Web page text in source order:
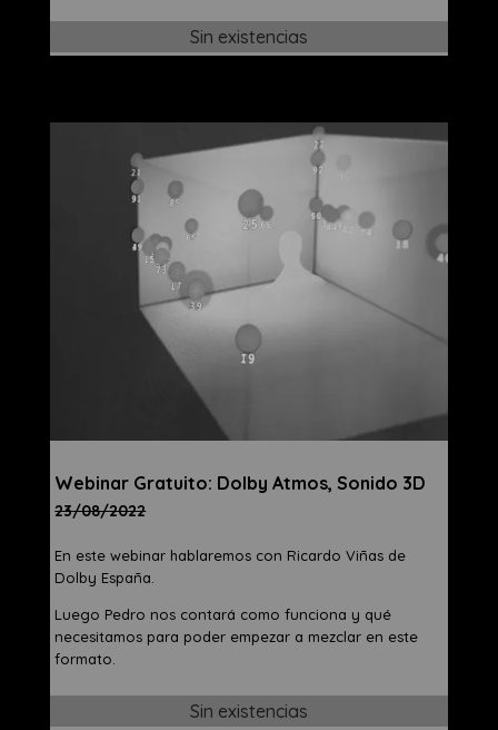
Sin existencias
Webinar​ Gratuito: Dolby Atmos, Sonido 3D
23/08/2022
En este webinar hablaremos con Ricardo Viñas de
Dolby España.
Luego Pedro nos contará como funciona y qué
necesitamos para poder empezar a mezclar en este
formato.
Sin existencias